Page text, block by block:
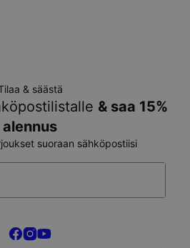
& säästä
& saa 15%
alennus
suoraan sähköpostiisi